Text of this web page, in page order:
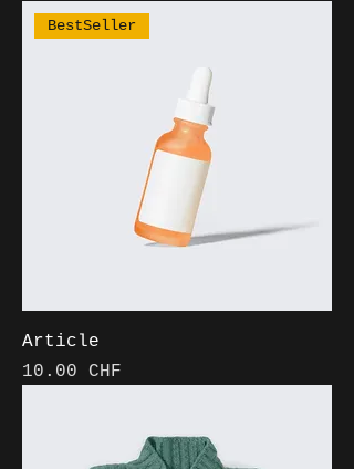
BestSeller
Article
Prix
10.00 CHF